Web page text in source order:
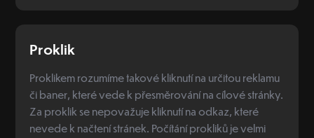
Proklik
Proklikem rozumíme takové kliknutí na určitou reklamu
či baner, které vede k přesměrování na cílové stránky.
Za proklik se nepovažuje kliknutí na odkaz, které
nevede k načtení stránek. Počítání prokliků je velmi